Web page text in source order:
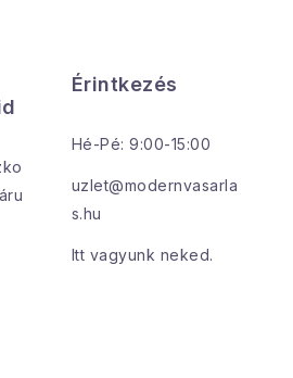
Érintkezés
Hé-Pé: 9:00-15:00
uzlet@modernvasarla
s.hu
Itt vagyunk neked.